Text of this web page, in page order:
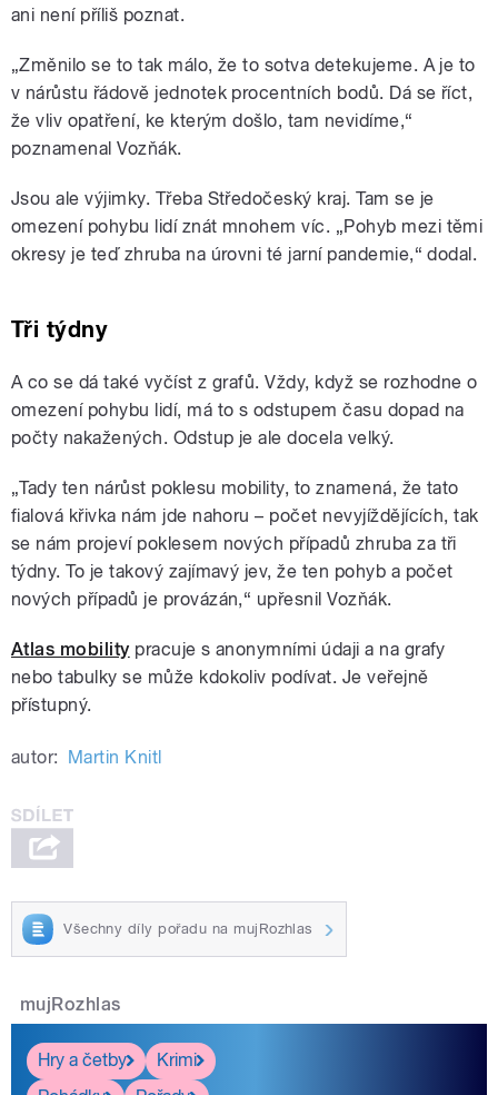
ani není příliš poznat.
„Změnilo se to tak málo, že to sotva detekujeme. A je to
v nárůstu řádově jednotek procentních bodů. Dá se říct,
že vliv opatření, ke kterým došlo, tam nevidíme,“
poznamenal Vozňák.
Jsou ale výjimky. Třeba Středočeský kraj. Tam se je
omezení pohybu lidí znát mnohem víc. „Pohyb mezi těmi
okresy je teď zhruba na úrovni té jarní pandemie,“ dodal.
Tři týdny
A co se dá také vyčíst z grafů. Vždy, když se rozhodne o
omezení pohybu lidí, má to s odstupem času dopad na
počty nakažených. Odstup je ale docela velký.
„Tady ten nárůst poklesu mobility, to znamená, že tato
fialová křivka nám jde nahoru – počet nevyjíždějících, tak
se nám projeví poklesem nových případů zhruba za tři
týdny. To je takový zajímavý jev, že ten pohyb a počet
nových případů je provázán,“ upřesnil Vozňák.
Atlas mobility pracuje s anonymními údaji a na grafy
nebo tabulky se může kdokoliv podívat. Je veřejně
přístupný.
autor: Martin Knitl
Všechny díly pořadu na mujRozhlas
mujRozhlas
Hry a četby
Krimi